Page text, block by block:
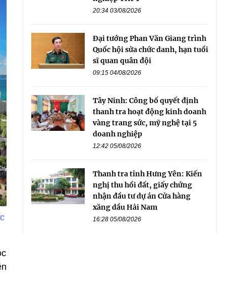
20:34 03/08/2026
Đại tướng Phan Văn Giang trình
Quốc hội sửa chức danh, hạn tuổi
sĩ quan quân đội
09:15 04/08/2026
Tây Ninh: Công bố quyết định
thanh tra hoạt động kinh doanh
vàng trang sức, mỹ nghệ tại 5
doanh nghiệp
12:42 05/08/2026
Thanh tra tỉnh Hưng Yên: Kiến
nghị thu hồi đất, giấy chứng
nhận đầu tư dự án Cửa hàng
xăng dầu Hải Nam
16:28 05/08/2026